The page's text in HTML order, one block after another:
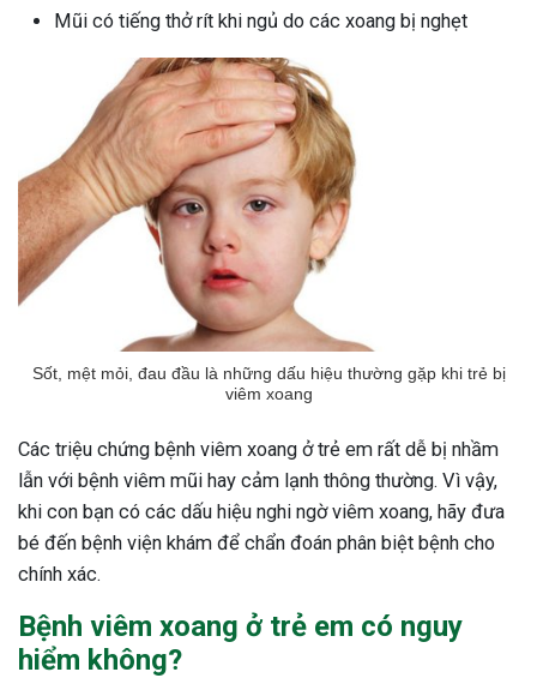
Mũi có tiếng thở rít khi ngủ do các xoang bị nghẹt
Sốt, mệt mỏi, đau đầu là những dấu hiệu thường gặp khi trẻ bị
viêm xoang
Các triệu chứng bệnh viêm xoang ở trẻ em rất dễ bị nhầm
lẫn với bệnh viêm mũi hay cảm lạnh thông thường. Vì vậy,
khi con bạn có các dấu hiệu nghi ngờ viêm xoang, hãy đưa
bé đến bệnh viện khám để chẩn đoán phân biệt bệnh cho
chính xác.
Bệnh viêm xoang ở trẻ em có nguy
hiểm không?